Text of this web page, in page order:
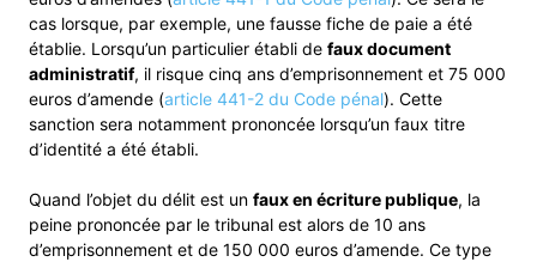
cas lorsque, par exemple, une fausse fiche de paie a été
établie. Lorsqu’un particulier établi de faux document
administratif, il risque cinq ans d’emprisonnement et 75 000
euros d’amende (article 441-2 du Code pénal). Cette
sanction sera notamment prononcée lorsqu’un faux titre
d’identité a été établi.
Quand l’objet du délit est un faux en écriture publique, la
peine prononcée par le tribunal est alors de 10 ans
d’emprisonnement et de 150 000 euros d’amende. Ce type